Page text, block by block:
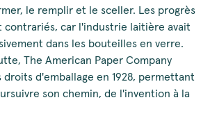
le remplir et le sceller. Les progrès
car l'industrie laitière avait
dans les bouteilles en verre.
The American Paper Company
d'emballage en 1928, permettant
son chemin, de l'invention à la